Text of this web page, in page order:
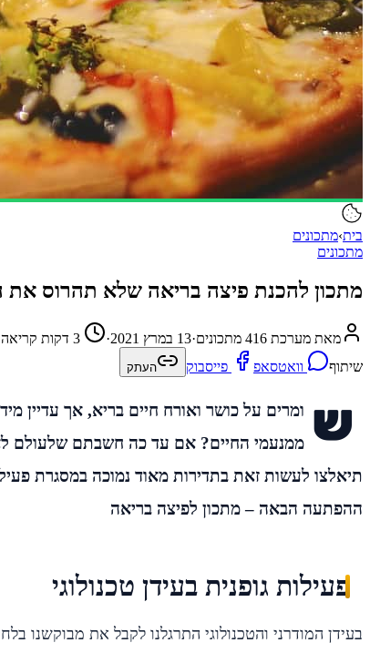
בית›מתכונים
מתכונים
מתכון להכנת פיצה בריאה שלא תהרוס את
מאת מערכת 416 מתכונים ·13 במרץ 2021 ·
3 דקות קריאה
שיתוף
וואטסאפ פייסבוק העתק
ש ומרים על כושר ואורח חיים בריא, אך עדיין
ממנעמי החיים? אם עד כה חשבתם שלעולם
תיאלצו לעשות זאת בתדירות מאוד נמוכה במסגרת
ההפתעה הבאה – מתכון לפיצה בריאה
פעילות גופנית בעידן טכנולוגי
בעידן המודרני והטכנולוגי התרגלנו לקבל את מבוקשנו